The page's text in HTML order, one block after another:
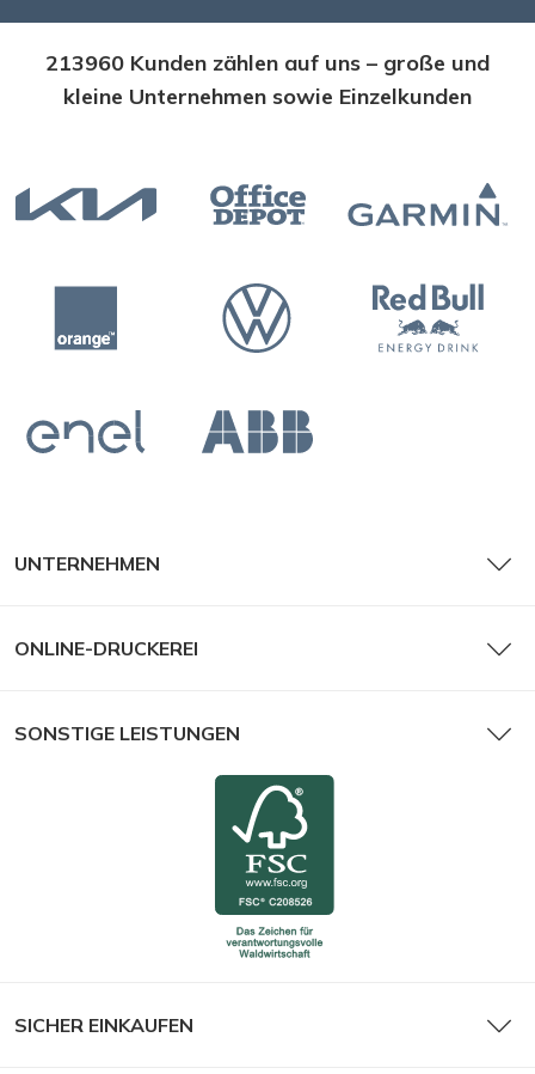
213960 Kunden zählen auf uns – große und
kleine Unternehmen sowie Einzelkunden
UNTERNEHMEN
ONLINE-DRUCKEREI
SONSTIGE LEISTUNGEN
SICHER EINKAUFEN